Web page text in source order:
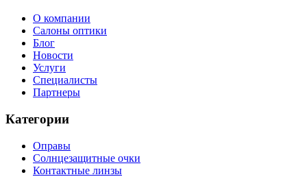
О компании
Салоны оптики
Блог
Новости
Услуги
Специалисты
Партнеры
Категории
Оправы
Солнцезащитные очки
Контактные линзы